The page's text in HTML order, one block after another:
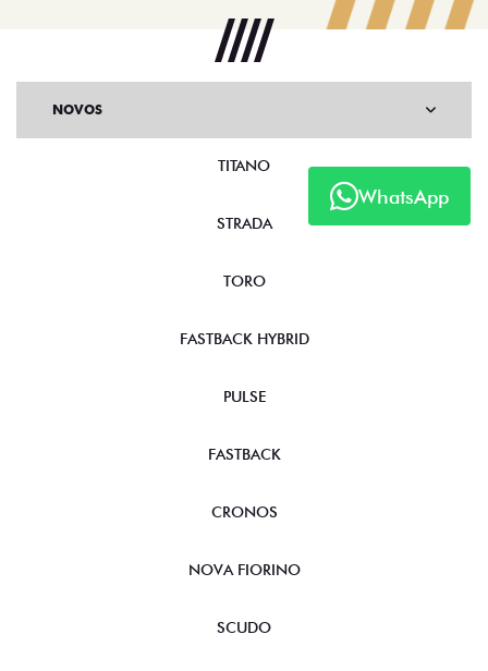
WhatsApp
NOVOS
TITANO
STRADA
TORO
FASTBACK HYBRID
PULSE
FASTBACK
CRONOS
NOVA FIORINO
SCUDO